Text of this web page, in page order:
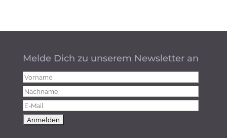
Melde Dich zu unserem Newsletter an